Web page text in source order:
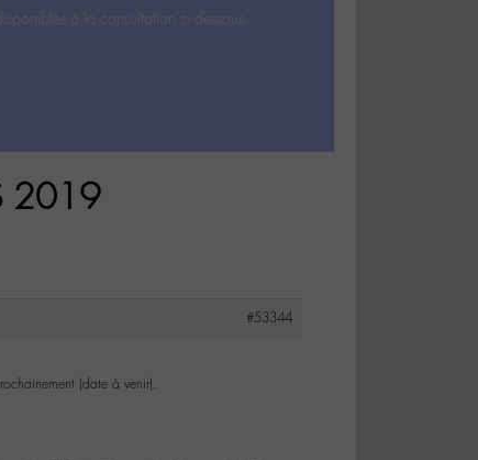
à la consultation ci-dessous.
2019
#53344
(date à venir).